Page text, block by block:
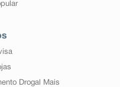
Drogal Mais